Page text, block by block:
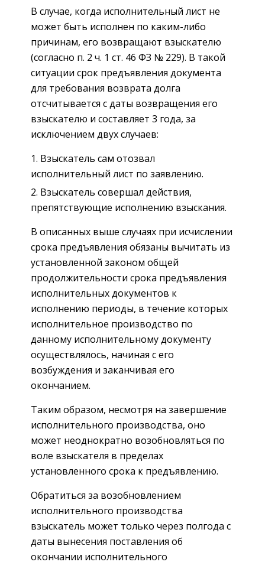
В случае, когда исполнительный лист не
может быть исполнен по каким-либо
причинам, его возвращают взыскателю
(согласно п. 2 ч. 1 ст. 46 ФЗ № 229). В такой
ситуации срок предъявления документа
для требования возврата долга
отсчитывается с даты возвращения его
взыскателю и составляет 3 года, за
исключением двух случаев:
Взыскатель сам отозвал
исполнительный лист по заявлению.
Взыскатель совершал действия,
препятствующие исполнению взыскания.
В описанных выше случаях при исчислении
срока предъявления обязаны вычитать из
установленной законом общей
продолжительности срока предъявления
исполнительных документов к
исполнению периоды, в течение которых
исполнительное производство по
данному исполнительному документу
осуществлялось, начиная с его
возбуждения и заканчивая его
окончанием.
Таким образом, несмотря на завершение
исполнительного производства, оно
может неоднократно возобновляться по
воле взыскателя в пределах
установленного срока к предъявлению.
Обратиться за возобновлением
исполнительного производства
взыскатель может только через полгода с
даты вынесения поставления об
окончании исполнительного